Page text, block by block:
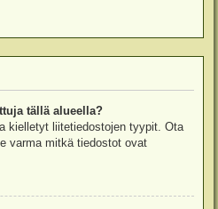
tällä alueella?
kielletyt liitetiedostojen tyypit. Ota
varma mitkä tiedostot ovat